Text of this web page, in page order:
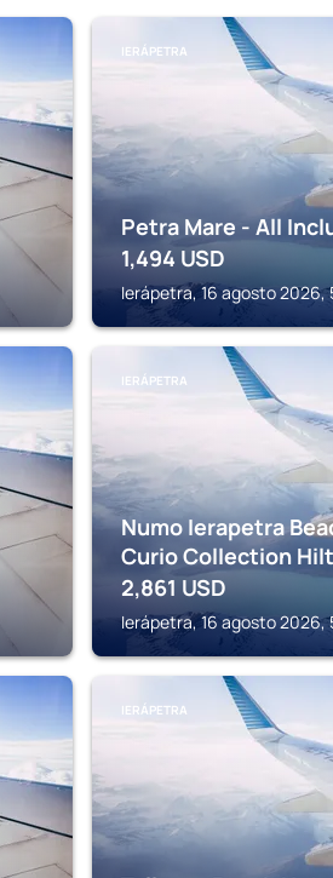
IERÁPETRA
Petra Mare - All
1,494 USD
Ierápetra, 16 agosto 2026,
IERÁPETRA
Numo Ierapetra
Curio Collection
2,861 USD
Ierápetra, 16 agosto 2026,
IERÁPETRA